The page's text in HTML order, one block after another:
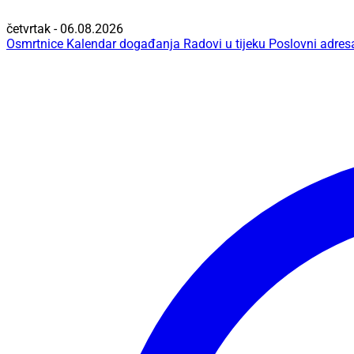
četvrtak - 06.08.2026
Osmrtnice Kalendar događanja Radovi u tijeku Poslovni